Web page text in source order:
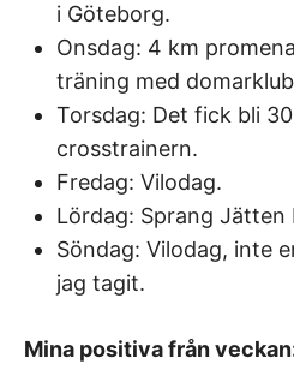
i Göteborg.
Onsdag: 4 km
träning med
Torsdag: Det fick bli
crosstrainern.
Fredag: Vilodag.
Lördag: Sprang Jätten
Söndag: Vilodag, inte
jag tagit.
Mina positiva från